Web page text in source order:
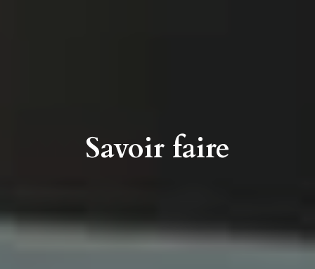
Savoir faire